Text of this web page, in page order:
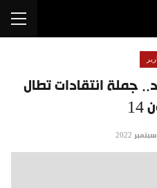
جملة انتقادات تطال